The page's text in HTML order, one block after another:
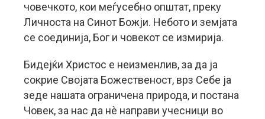
човечкото, кои меѓусебно општат, преку
Личноста на Синот Божји. Небото и земјата
се соединија, Бог и човекот се измирија.
Бидејќи Христос е неизменлив, за да ја
сокрие Својата Божественост, врз Себе ја
зеде нашата ограничена природа, и постана
Човек, за нас да нѐ направи учесници во